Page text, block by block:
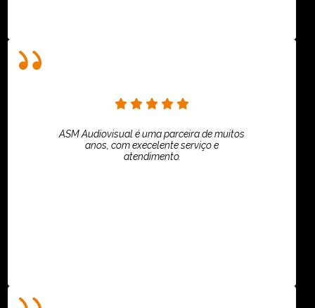
ASM Audiovisual é uma parceira de muitos
anos, com execelente serviço e
atendimento.